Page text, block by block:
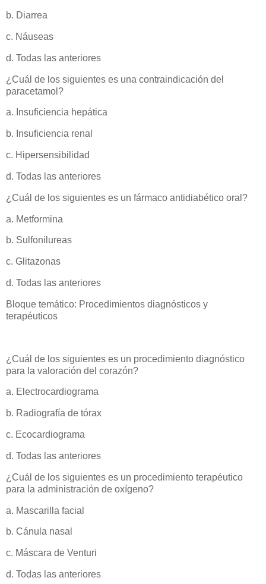
b. Diarrea
c. Náuseas
d. Todas las anteriores
¿Cuál de los siguientes es una contraindicación del
paracetamol?
a. Insuficiencia hepática
b. Insuficiencia renal
c. Hipersensibilidad
d. Todas las anteriores
¿Cuál de los siguientes es un fármaco antidiabético oral?
a. Metformina
b. Sulfonilureas
c. Glitazonas
d. Todas las anteriores
Bloque temático: Procedimientos diagnósticos y
terapéuticos
¿Cuál de los siguientes es un procedimiento diagnóstico
para la valoración del corazón?
a. Electrocardiograma
b. Radiografía de tórax
c. Ecocardiograma
d. Todas las anteriores
¿Cuál de los siguientes es un procedimiento terapéutico
para la administración de oxígeno?
a. Mascarilla facial
b. Cánula nasal
c. Máscara de Venturi
d. Todas las anteriores